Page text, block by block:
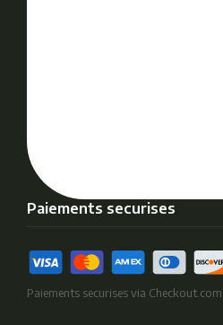
Paiements securises
Paiements securises via Checkout.com